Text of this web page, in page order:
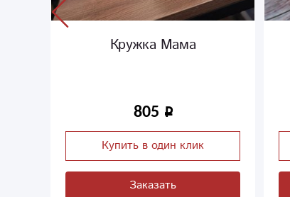
Кружка Мама
805
Купить в один клик
Заказать